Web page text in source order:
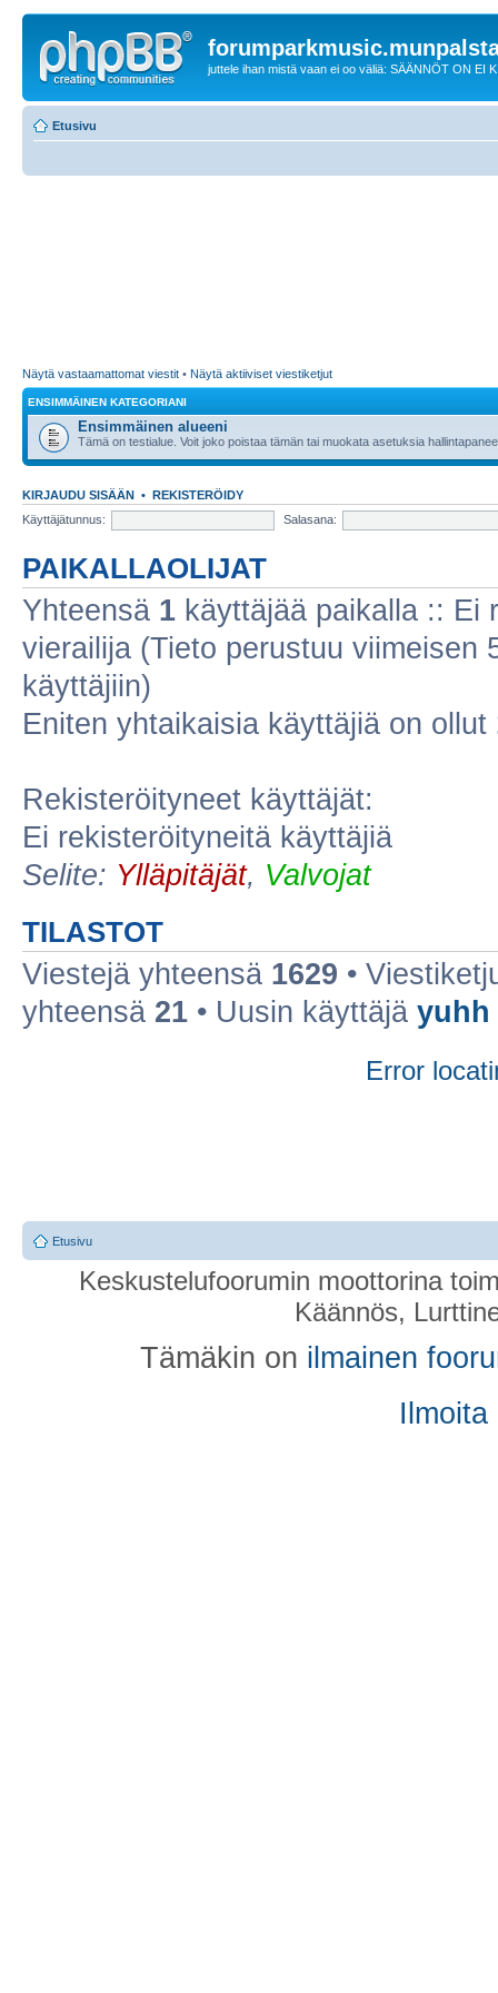
juttele ihan mistä vaan ei oo väliä: SÄÄNNÖT ON EI
Etusivu
Näytä vastaamattomat viestit • Näytä aktiiviset viestiketjut
ENSIMMÄINEN KATEGORIANI
Ensimmäinen alueeni
Tämä on testialue. Voit joko poistaa tämän tai muokata asetuksia
KIRJAUDU SISÄÄN • REKISTERÖIDY
Käyttäjätunnus:
Salasana:
PAIKALLAOLIJAT
Yhteensä 1 käyttäjää paikalla :: Ei
vierailija (Tieto perustuu viimeisen
käyttäjiin)
Eniten yhtaikaisia käyttäjiä on ollut
Rekisteröityneet käyttäjät:
Ei rekisteröityneitä käyttäjiä
Selite: Ylläpitäjät, Valvojat
TILASTOT
Viestejä yhteensä 1629 •
yhteensä 21 • Uusin käyttäjä yuhh
Error
Etusivu
Keskustelufoorumin moottorina
Käännös,
Tämäkin on ilmainen